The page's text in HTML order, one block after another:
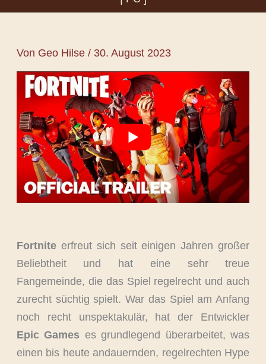
Von Geo Hilse / 30. August 2023
Fortniteerfreut sich seit einigen Jahren großer
Beliebtheit und hat eine sehr treue
Fangemeinde, die das Spiel regelrecht und auch
zurecht süchtig spielt. War das Spiel am Anfang
noch recht unspektakulär, hat der Entwickler
Epic Games es grundlegend überarbeitet, was
einen bis heute andauernden, regelrechten Hype